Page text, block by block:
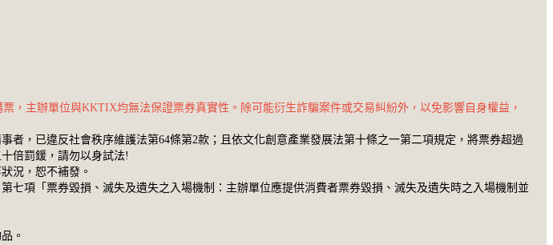
主辦單位與KKTIX均無法保證票券真實性。除可能衍生詐騙案件或交易糾紛外，以免影響自身權益，
，已違反社會秩序維護法第64條第2款；且依文化創意產業發展法第十條之一第二項規定，將票券超過
倍罰鍰，請勿以身試法!
況，恕不補發。
項「票券毀損、滅失及遺失之入場機制：主辦單位應提供消費者票券毀損、滅失及遺失時之入場機制並
。